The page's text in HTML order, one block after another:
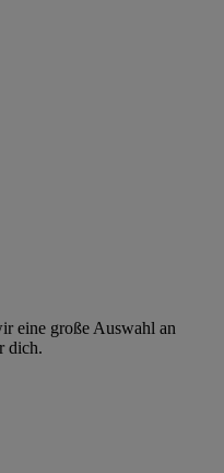
eine große Auswahl an
dich.